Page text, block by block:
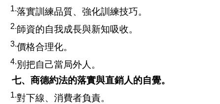
1.落實訓練品質、強化訓練技巧。
2.師資的自我成長與新知吸收。
3.價格合理化。
4.別把自己當局外人。
七、商德約法的落實與直銷人的自覺。
1.對下線、消費者負責。